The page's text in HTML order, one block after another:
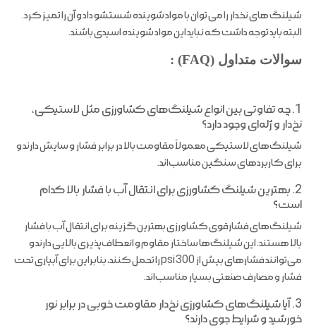
شیلنگ های نخدار را می توان با مواد شوینده شستشو داد و آن را تمیز کرد.
البته باید توجه داشت که نباید این مواد شوینده اسیدی باشند.
سوالات متداول (FAQ) :
1. چه تفاوتی بین انواع شیلنگ‌های کشاورزی مثل لاستیکی،
نخ‌دار و ژله‌ای وجود دارد؟
شیلنگ‌های لاستیکی معمولاً مقاومت بالا در برابر فشار و سایش دارند و
برای کاربردهای سنگین مناسب‌اند.
2. بهترین شیلنگ کشاورزی برای انتقال آب با فشار بالا کدام
است؟
شیلنگ‌های فشارقوی کشاورزی بهترین گزینه برای انتقال آب با فشار
بالا هستند. این شیلنگ‌ها ساختار مقاوم و انعطاف‌پذیری بالایی دارند و
می‌توانند فشارهای بیش از 300 psi را تحمل کنند، بنابراین برای آبیاری تحت
فشار و مصارف صنعتی بسیار مناسب‌اند.
3. آیا شیلنگ‌های کشاورزی نخ‌دار مقاومت خوبی در برابر نور
خورشید و شرایط جوی دارند؟